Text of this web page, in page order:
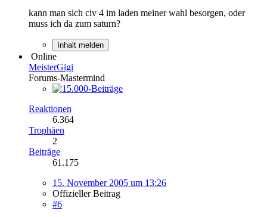
kann man sich civ 4 im laden meiner wahl besorgen, oder
muss ich da zum saturn?
Inhalt melden
Online
MeisterGigi
Forums-Mastermind
Reaktionen
6.364
Trophäen
2
Beiträge
61.175
15. November 2005 um 13:26
Offizieller Beitrag
#6